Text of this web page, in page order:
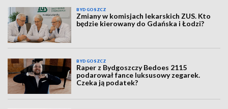
BYDGOSZCZ
Zmiany w komisjach lekarskich ZUS. Kto
będzie kierowany do Gdańska i Łodzi?
BYDGOSZCZ
Raper z Bydgoszczy Bedoes 2115
podarował fance luksusowy zegarek.
Czeka ją podatek?